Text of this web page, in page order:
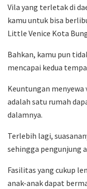
Vila yang terletak di
kamu untuk bisa
Little Venice Kota
Bahkan, kamu pun
mencapai kedua
Keuntungan menyewa
adalah satu rumah
dalamnya.
Terlebih lagi,
sehingga pengunjung
Fasilitas yang cukup
anak-anak dapat